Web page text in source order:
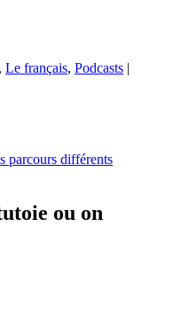
, Le français, Podcasts
parcours différents
ou on